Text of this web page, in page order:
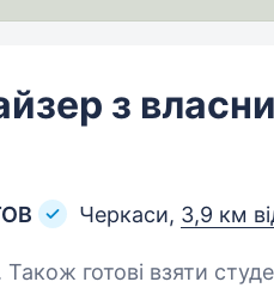
з
Черкаси, 3,9 км
Також готові взяти